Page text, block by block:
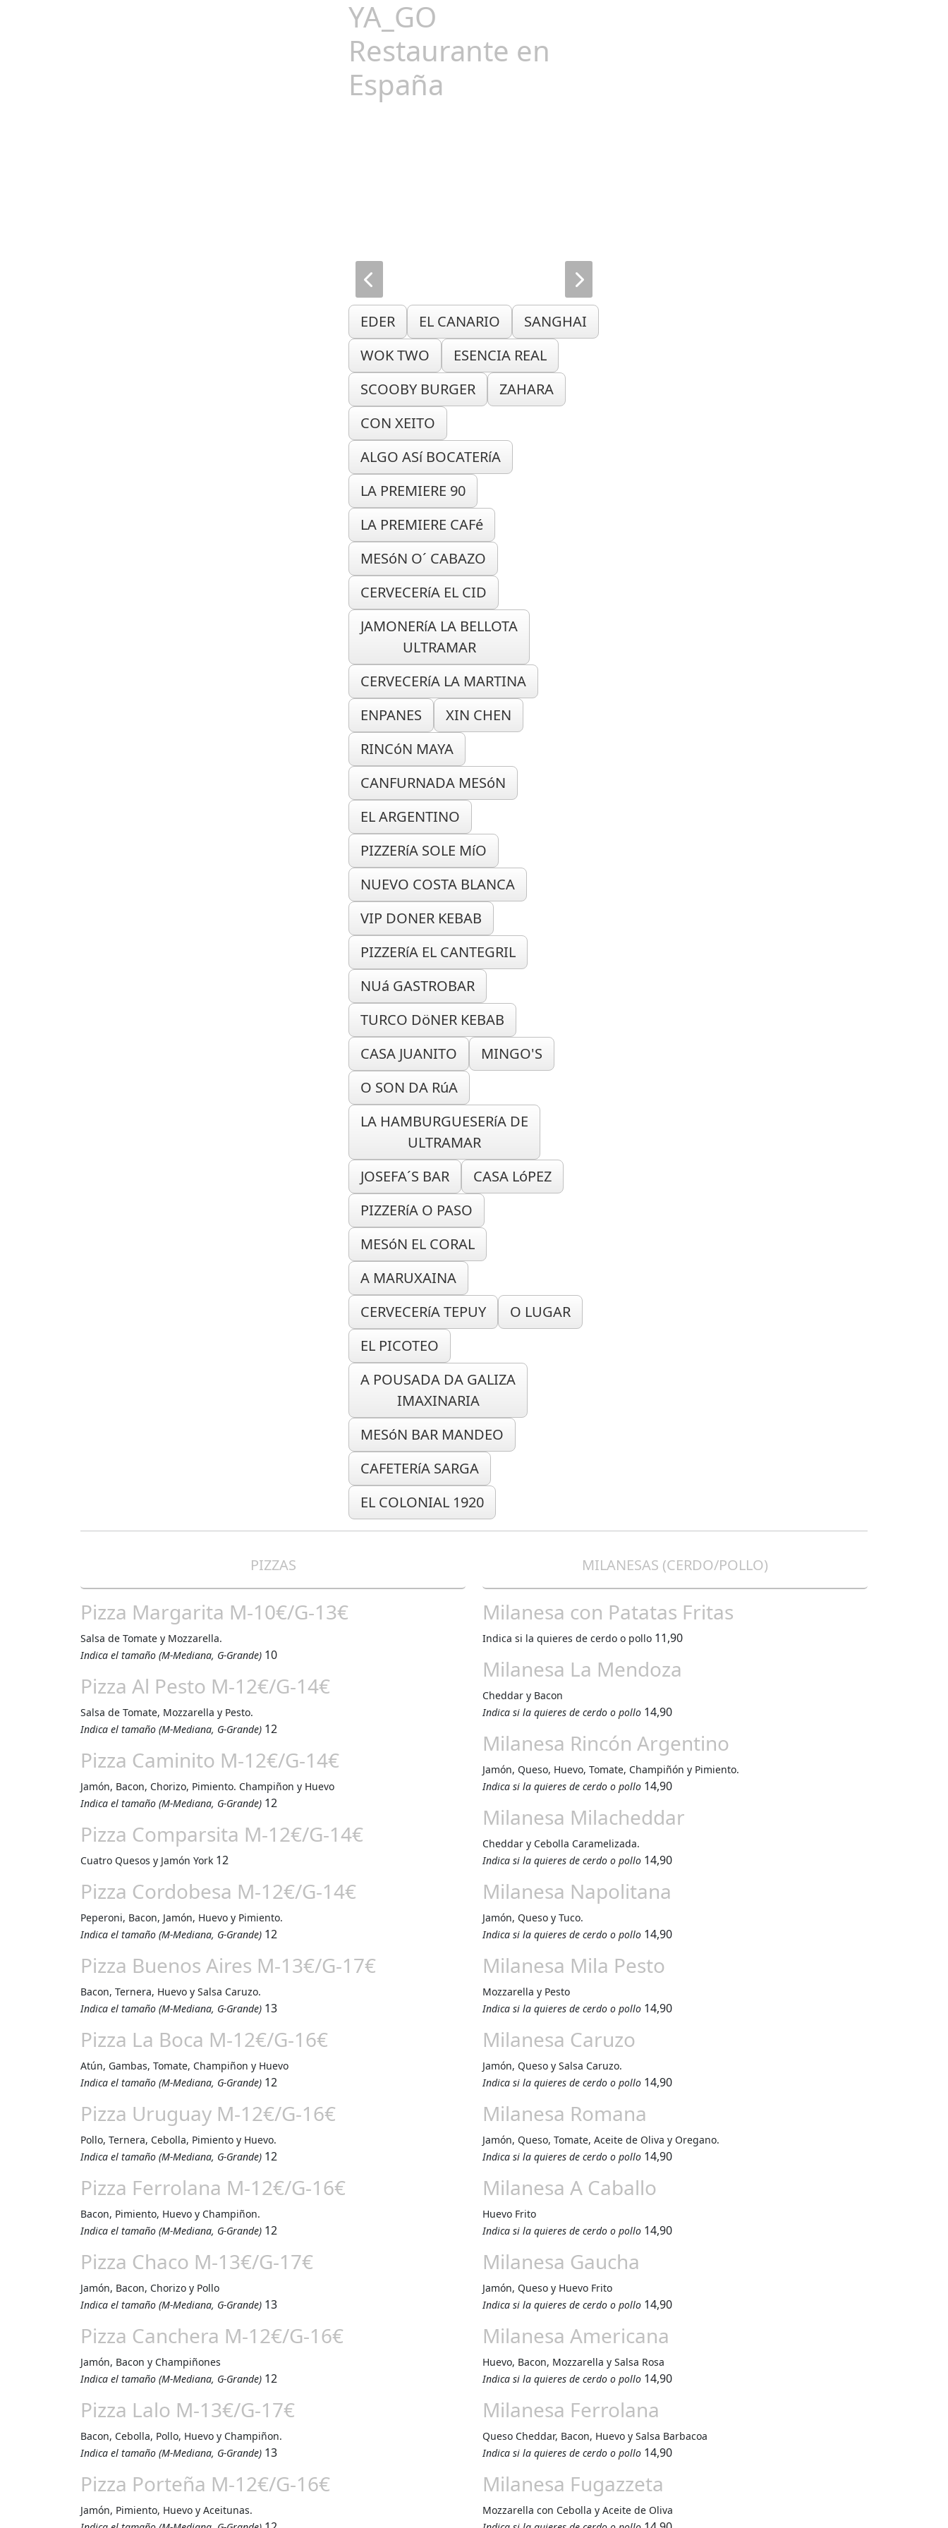
YA_GO
Restaurante en
España
EDER EL CANARIO
SANGHAI
WOK TWO
ESENCIA REAL
SCOOBY BURGER
ZAHARA
CON XEITO
ALGO ASí BOCATERíA
LA PREMIERE 90
LA PREMIERE CAFé
MESóN O´ CABAZO
CERVECERíA EL CID
JAMONERíA LA BELLOTA
ULTRAMAR
CERVECERíA LA MARTINA
ENPANES
XIN CHEN
RINCóN MAYA
CANFURNADA MESóN
EL ARGENTINO
PIZZERíA SOLE MíO
NUEVO COSTA BLANCA
VIP DONER KEBAB
PIZZERíA EL CANTEGRIL
NUá GASTROBAR
TURCO DöNER KEBAB
CASA JUANITO
MINGO'S
O SON DA RúA
LA HAMBURGUESERíA DE
ULTRAMAR
JOSEFA´S BAR
CASA LóPEZ
PIZZERíA O PASO
MESóN EL CORAL
A MARUXAINA
CERVECERíA TEPUY
O LUGAR
EL PICOTEO
A POUSADA DA GALIZA
IMAXINARIA
MESóN BAR MANDEO
CAFETERíA SARGA
EL COLONIAL 1920
PIZZAS
Pizza Margarita M-10€/G-13€
Salsa de Tomate y Mozzarella.
Indica el tamaño (M-Mediana, G-Grande) 10
Pizza Al Pesto M-12€/G-14€
Salsa de Tomate, Mozzarella y Pesto.
Indica el tamaño (M-Mediana, G-Grande) 12
Pizza Caminito M-12€/G-14€
Jamón, Bacon, Chorizo, Pimiento. Champiñon y Huevo
Indica el tamaño (M-Mediana, G-Grande) 12
Pizza Comparsita M-12€/G-14€
Cuatro Quesos y Jamón York 12
Pizza Cordobesa M-12€/G-14€
Peperoni, Bacon, Jamón, Huevo y Pimiento.
Indica el tamaño (M-Mediana, G-Grande) 12
Pizza Buenos Aires M-13€/G-17€
Bacon, Ternera, Huevo y Salsa Caruzo.
Indica el tamaño (M-Mediana, G-Grande) 13
Pizza La Boca M-12€/G-16€
Atún, Gambas, Tomate, Champiñon y Huevo
Indica el tamaño (M-Mediana, G-Grande) 12
Pizza Uruguay M-12€/G-16€
Pollo, Ternera, Cebolla, Pimiento y Huevo.
Indica el tamaño (M-Mediana, G-Grande) 12
Pizza Ferrolana M-12€/G-16€
Bacon, Pimiento, Huevo y Champiñon.
Indica el tamaño (M-Mediana, G-Grande) 12
Pizza Chaco M-13€/G-17€
Jamón, Bacon, Chorizo y Pollo
Indica el tamaño (M-Mediana, G-Grande) 13
Pizza Canchera M-12€/G-16€
Jamón, Bacon y Champiñones
Indica el tamaño (M-Mediana, G-Grande) 12
Pizza Lalo M-13€/G-17€
Bacon, Cebolla, Pollo, Huevo y Champiñon.
Indica el tamaño (M-Mediana, G-Grande) 13
Pizza Porteña M-12€/G-16€
Jamón, Pimiento, Huevo y Aceitunas.
MILANESAS (CERDO/POLLO)
Milanesa con Patatas Fritas
Indica si la quieres de cerdo o pollo 11,90
Milanesa La Mendoza
Cheddar y Bacon
Indica si la quieres de cerdo o pollo 14,90
Milanesa Rincón Argentino
Jamón, Queso, Huevo, Tomate, Champiñón y Pimiento.
Indica si la quieres de cerdo o pollo 14,90
Milanesa Milacheddar
Cheddar y Cebolla Caramelizada.
Indica si la quieres de cerdo o pollo 14,90
Milanesa Napolitana
Jamón, Queso y Tuco.
Indica si la quieres de cerdo o pollo 14,90
Milanesa Mila Pesto
Mozzarella y Pesto
Indica si la quieres de cerdo o pollo 14,90
Milanesa Caruzo
Jamón, Queso y Salsa Caruzo.
Indica si la quieres de cerdo o pollo 14,90
Milanesa Romana
Jamón, Queso, Tomate, Aceite de Oliva y Oregano.
Indica si la quieres de cerdo o pollo 14,90
Milanesa A Caballo
Huevo Frito
Indica si la quieres de cerdo o pollo 14,90
Milanesa Gaucha
Jamón, Queso y Huevo Frito
Indica si la quieres de cerdo o pollo 14,90
Milanesa Americana
Huevo, Bacon, Mozzarella y Salsa Rosa
Indica si la quieres de cerdo o pollo 14,90
Milanesa Ferrolana
Queso Cheddar, Bacon, Huevo y Salsa Barbacoa
Indica si la quieres de cerdo o pollo 14,90
Milanesa Fugazzeta
Mozzarella con Cebolla y Aceite de Oliva